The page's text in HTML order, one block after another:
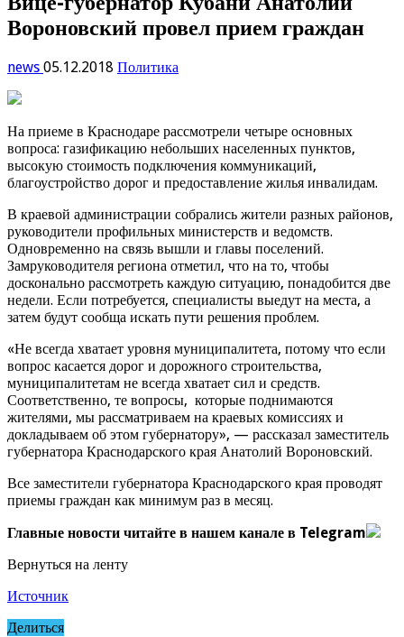
Вороновский провел прием граждан
news 05.12.2018 Политика
На приеме в Краснодаре рассмотрели четыре основных
вопроса: газификацию небольших населенных пунктов,
высокую стоимость подключения коммуникаций,
благоустройство дорог и предоставление жилья инвалидам.
В краевой администрации собрались жители разных районов,
руководители профильных министерств и ведомств.
Одновременно на связь вышли и главы поселений.
Замруководителя региона отметил, что на то, чтобы
досконально рассмотреть каждую ситуацию, понадобится две
недели. Если потребуется, специалисты выедут на места, а
затем будут сообща искать пути решения проблем.
«Не всегда хватает уровня муниципалитета, потому что если
вопрос касается дорог и дорожного строительства,
муниципалитетам не всегда хватает сил и средств.
Соответственно, те вопросы, которые поднимаются
жителями, мы рассматриваем на краевых комиссиях и
докладываем об этом губернатору», — рассказал заместитель
губернатора Краснодарского края Анатолий Вороновский.
Все заместители губернатора Краснодарского края проводят
приемы граждан как минимум раз в месяц.
Главные новости читайте в нашем канале в Telegram
Вернуться на ленту
Источник
Делиться